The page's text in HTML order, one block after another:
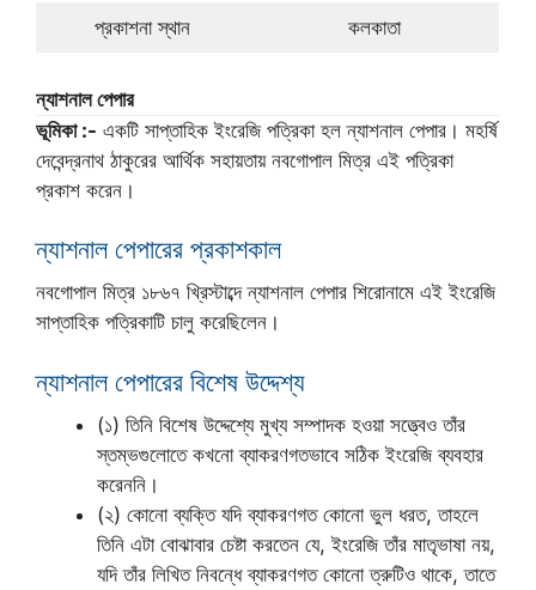
প্রকাশনা স্থান কলকাতা
ন্যাশনাল পেপার
ভূমিকা :- একটি সাপ্তাহিক ইংরেজি পত্রিকা হল ন্যাশনাল পেপার। মহর্ষি
দেবেন্দ্রনাথ ঠাকুরের আর্থিক সহায়তায় নবগোপাল মিত্র এই পত্রিকা
প্রকাশ করেন।
ন্যাশনাল পেপারের প্রকাশকাল
নবগোপাল মিত্র ১৮৬৭ খ্রিস্টাব্দে ন্যাশনাল পেপার শিরোনামে এই ইংরেজি
সাপ্তাহিক পত্রিকাটি চালু করেছিলেন।
ন্যাশনাল পেপারের বিশেষ উদ্দেশ্য
(১) তিনি বিশেষ উদ্দেশ্যে মুখ্য সম্পাদক হওয়া সত্ত্বেও তাঁর
স্তম্ভগুলোতে কখনো ব্যাকরণগতভাবে সঠিক ইংরেজি ব্যবহার
করেননি।
(২) কোনো ব্যক্তি যদি ব্যাকরণগত কোনো ভুল ধরত, তাহলে
তিনি এটা বোঝাবার চেষ্টা করতেন যে, ইংরেজি তাঁর মাতৃভাষা নয়,
যদি তাঁর লিখিত নিবন্ধে ব্যাকরণগত কোনো ত্রুটিও থাকে, তাতে